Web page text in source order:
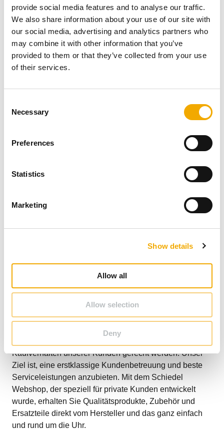
provide social media features and to analyse our traffic.
We also share information about your use of our site with
our social media, advertising and analytics partners who
may combine it with other information that you’ve
provided to them or that they’ve collected from your use
of their services.
Necessary
Preferences
Statistics
Marketing
Show details
Allow all
Allow selection
Deny
erfahren Sie alles rund um wichtige Themen zu
Webshop
Kaufverhalten unserer Kunden gerecht werden. Unser
Ziel ist, eine erstklassige Kundenbetreuung und beste
Serviceleistungen anzubieten. Mit dem Schiedel
Webshop, der speziell für private Kunden entwickelt
wurde, erhalten Sie Qualitätsprodukte, Zubehör und
Ersatzteile direkt vom Hersteller und das ganz einfach
und rund um die Uhr.